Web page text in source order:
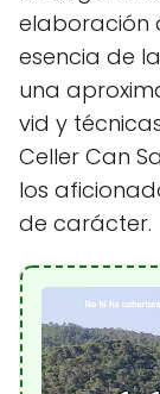
elaboración
esencia de
una
vid y
Celler Can
los
de carácter.